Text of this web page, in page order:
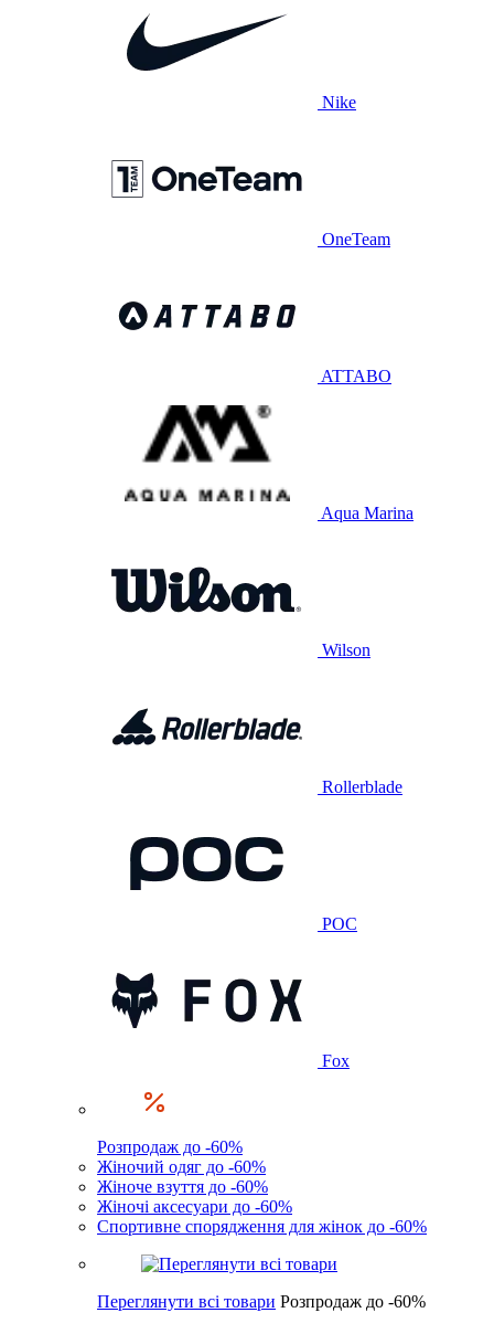
Nike
OneTeam
ATTABO
Aqua Marina
Wilson
Rollerblade
POC
Fox
Розпродаж до -60%
Жіночий одяг до -60%
Жіноче взуття до -60%
Жіночі аксесуари до -60%
Спортивне спорядження для жінок до -60%
Переглянути всі товари Розпродаж до -60%